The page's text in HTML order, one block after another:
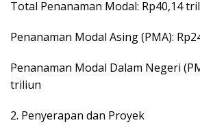
Total Penanaman Modal: Rp40,14
Penanaman Modal Asing (PMA):
Penanaman Modal Dalam Negeri
triliun
2. Penyerapan dan Proyek